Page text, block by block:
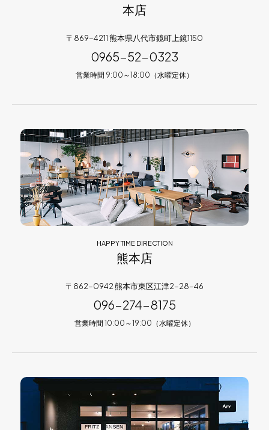
本店
〒869-4211 熊本県八代市鏡町上鏡1150
0965-52-0323
営業時間 9:00～18:00（水曜定休）
HAPPY TIME DIRECTION
熊本店
〒862-0942 熊本市東区江津2-28-46
096-274-8175
営業時間 10:00～19:00（水曜定休）